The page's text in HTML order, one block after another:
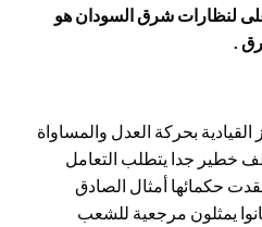
لنظارات شرق السودان هو
.
القيادية بحركة العدل والمساواة
خطير جدا يتطلب التعامل
حكمائها أمثال الصادق
يمثلون مرجعية للشعب